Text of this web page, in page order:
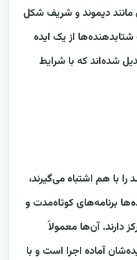
دیموند و شریف شکل
از یک ایده
شده‌اند که با شرایط
با هم اشتباه می‌گیرند،
برنامه‌های کوتاه‌مدت و
دارند. آن‌ها معمولاً
آماده اجرا است و با